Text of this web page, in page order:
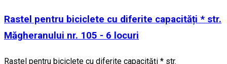
Rastel pentru biciclete cu diferite capacități * str.
Măgheranului nr. 105 - 6 locuri
Rastel pentru biciclete cu diferite capacități * str.